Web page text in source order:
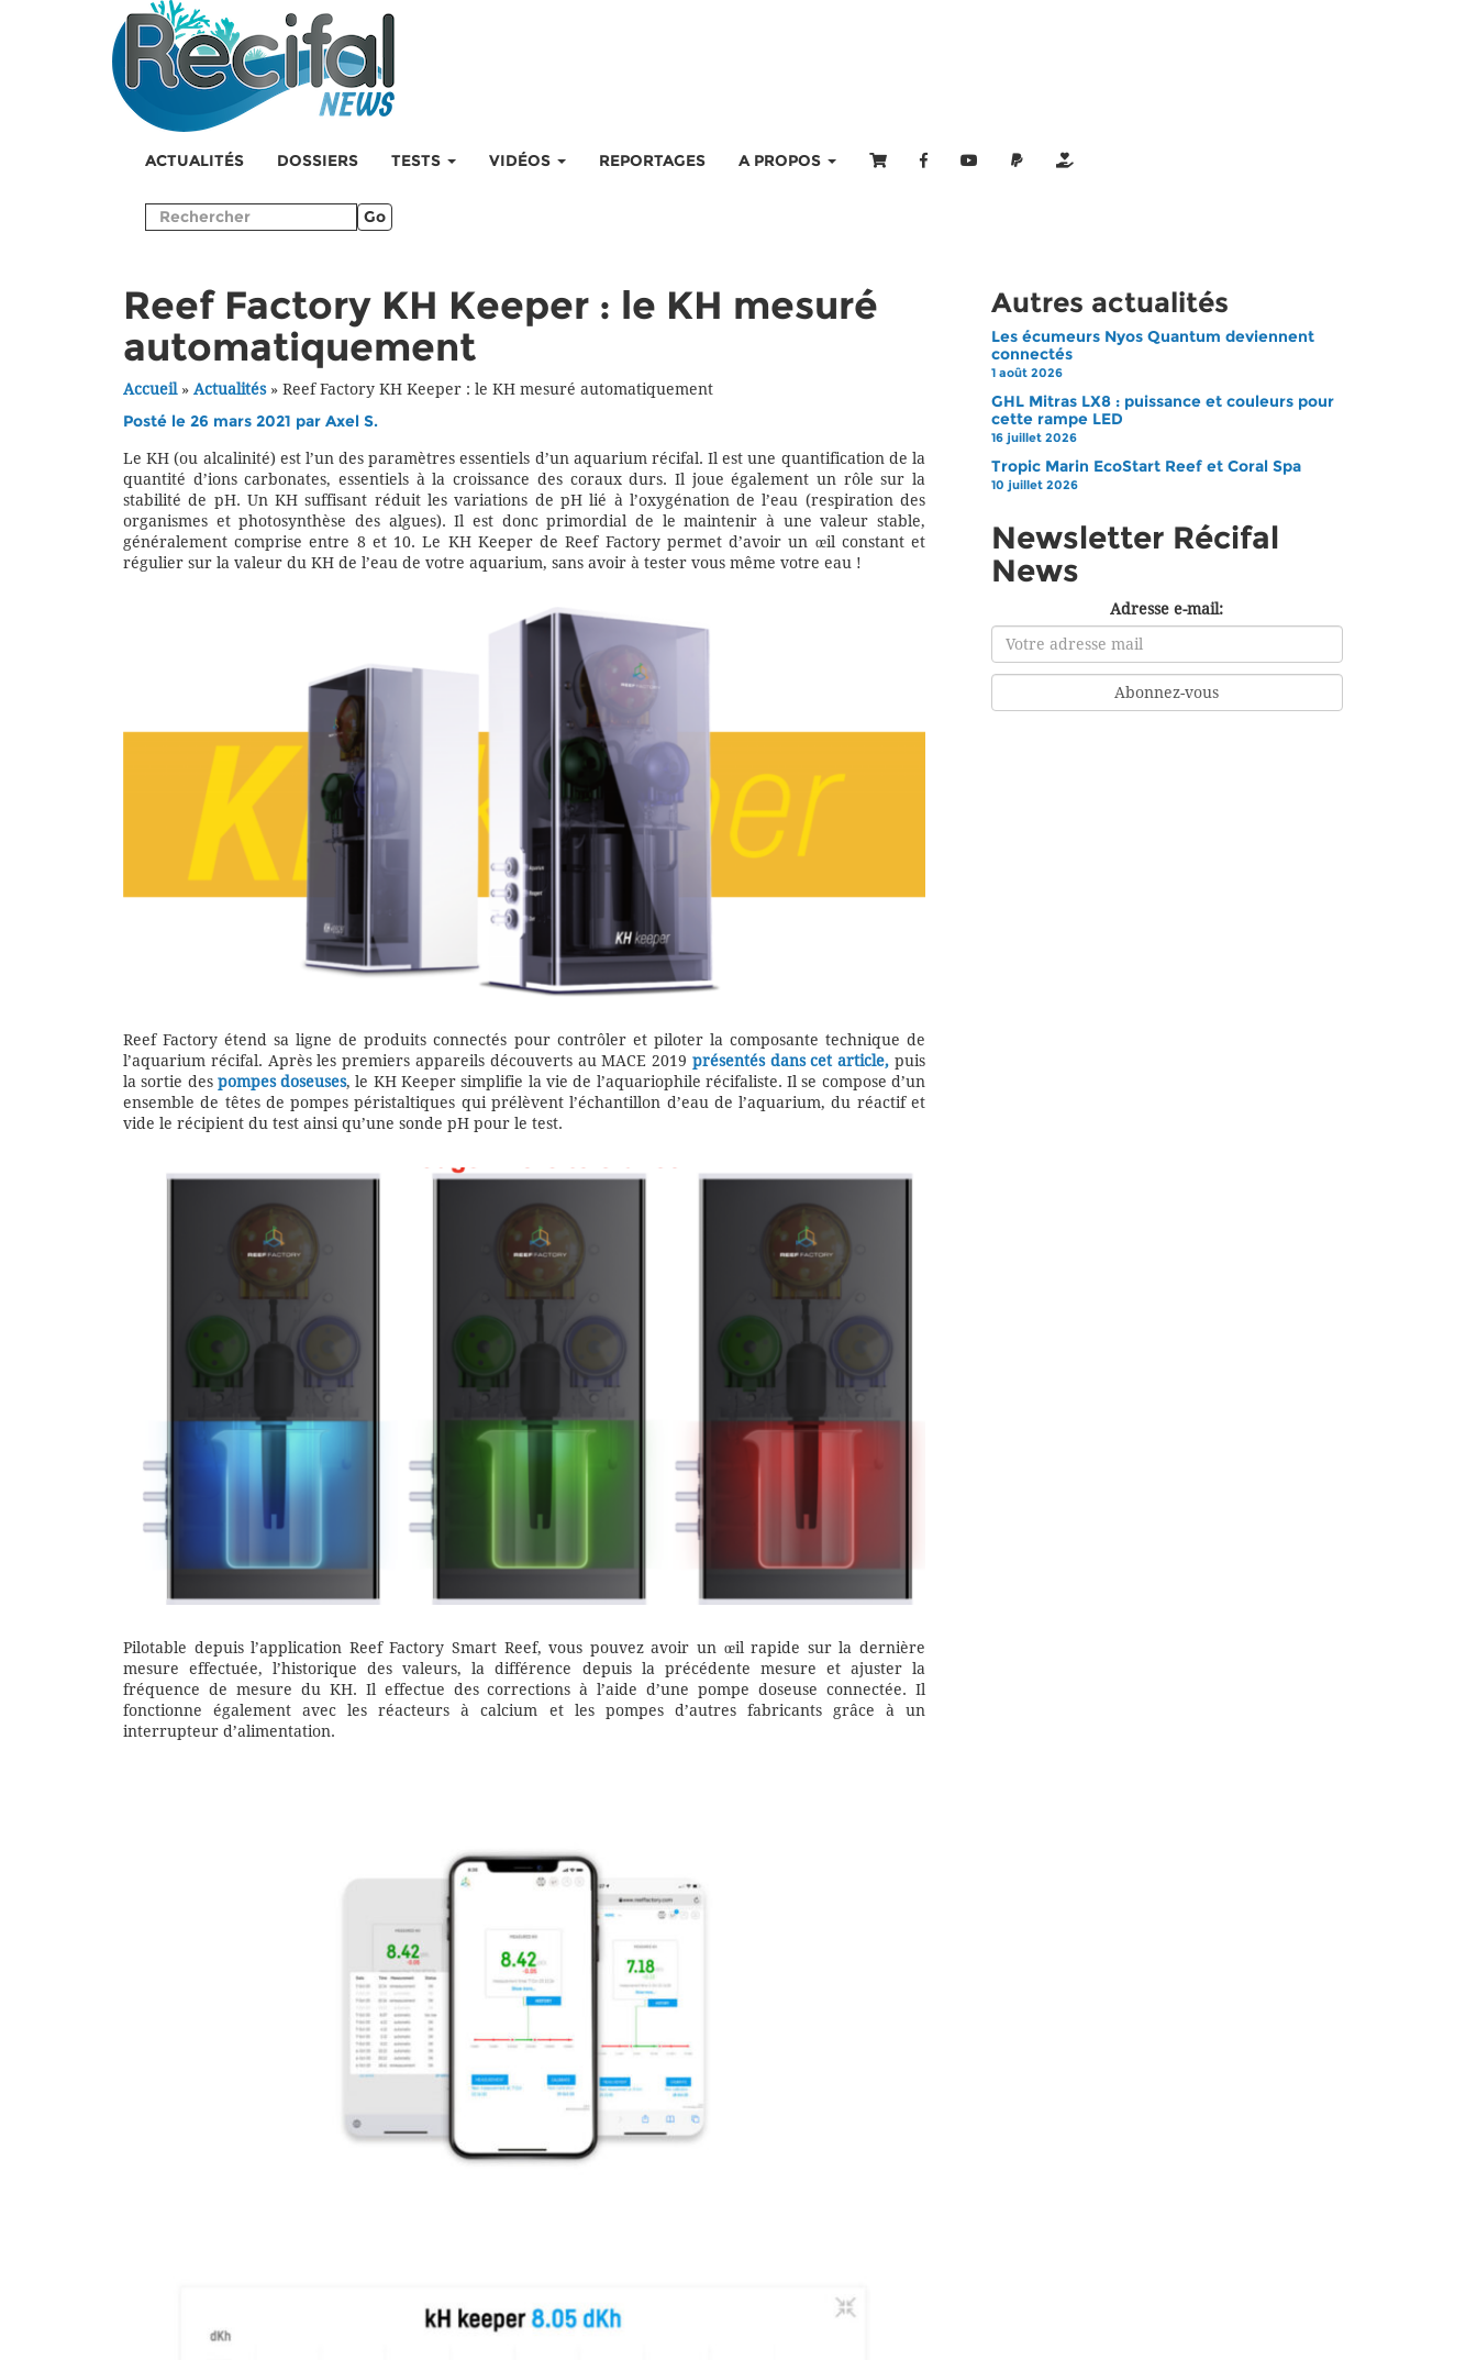
ACTUALITÉS DOSSIERS TESTS VIDÉOS REPORTAGES A PROPOS
Go
Reef Factory KH Keeper : le KH mesuré
automatiquement
Accueil» Actualités» Reef Factory KH Keeper : le KH mesuré automatiquement
Posté le 26 mars 2021 par Axel S.
Le KH (ou alcalinité) est l’un des paramètres essentiels d’un aquarium récifal. Il est une quantification de la
quantité d’ions carbonates, essentiels à la croissance des coraux durs. Il joue également un rôle sur la
stabilité de pH. Un KH suffisant réduit les variations de pH lié à l’oxygénation de l’eau (respiration des
organismes et photosynthèse des algues). Il est donc primordial de le maintenir à une valeur stable,
généralement comprise entre 8 et 10. Le KH Keeper de Reef Factory permet d’avoir un œil constant et
régulier sur la valeur du KH de l’eau de votre aquarium, sans avoir à tester vous même votre eau !
Reef Factory étend sa ligne de produits connectés pour contrôler et piloter la composante technique de
l’aquarium récifal. Après les premiers appareils découverts au MACE 2019 présentés dans cet article, puis
la sortie des pompes doseuses, le KH Keeper simplifie la vie de l’aquariophile récifaliste. Il se compose d’un
ensemble de têtes de pompes péristaltiques qui prélèvent l’échantillon d’eau de l’aquarium, du réactif et
vide le récipient du test ainsi qu’une sonde pH pour le test.
Pilotable depuis l’application Reef Factory Smart Reef, vous pouvez avoir un œil rapide sur la dernière
mesure effectuée, l’historique des valeurs, la différence depuis la précédente mesure et ajuster la
fréquence de mesure du KH. Il effectue des corrections à l’aide d’une pompe doseuse connectée. Il
fonctionne également avec les réacteurs à calcium et les pompes d’autres fabricants grâce à un
interrupteur d’alimentation.
Autres actualités
Les écumeurs Nyos Quantum deviennent
connectés
1 août 2026
GHL Mitras LX8 : puissance et couleurs pour
cette rampe LED
16 juillet 2026
Tropic Marin EcoStart Reef et Coral Spa
10 juillet 2026
Newsletter Récifal
News
Adresse e-mail: